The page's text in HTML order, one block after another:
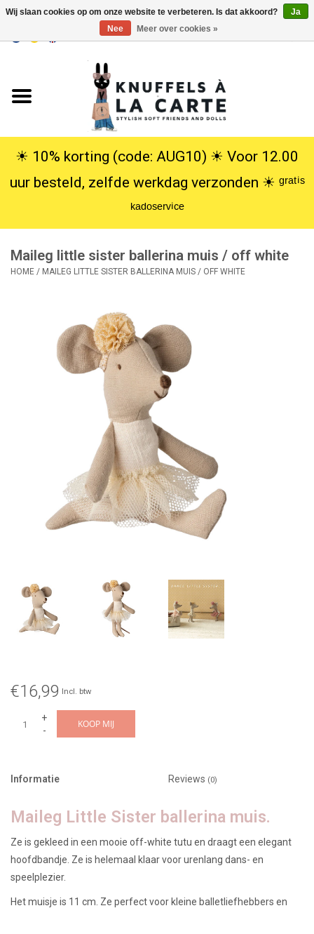
USD
Knuffels
Poppen
SALE
Cadeauservice
Lookbooks
☀︎ 10% korting (code: AUG10) ☀︎ Voor 12.00
uur besteld, zelfde werkdag verzonden ☀︎ ᵍʳᵃᵗⁱˢ
ᵏᵃᵈᵒˢᵉʳᵛⁱᶜᵉ
Maileg little sister ballerina muis / off white
HOME / MAILEG LITTLE SISTER BALLERINA MUIS / OFF WHITE
€16,99 Incl. btw
+
-
KOOP MIJ
Informatie Reviews (0)
Maileg Little Sister ballerina muis.
Ze is gekleed in een mooie off-white tutu en draagt een elegant
hoofdbandje. Ze is helemaal klaar voor urenlang dans- en
speelplezier.
Het muisje is 11 cm. Ze perfect voor kleine balletliefhebbers en
Wij slaan cookies op om onze website te verbeteren. Is dat akkoord?
Ja
Nee
Meer over cookies »